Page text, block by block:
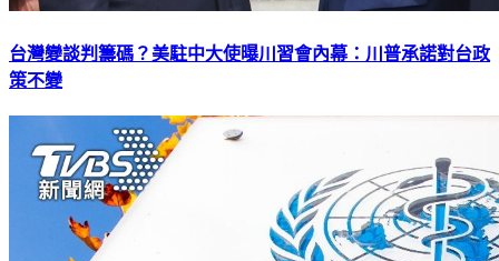
台灣變談判籌碼？美駐中大使曝川習會內幕：川普承諾對台政
策不變